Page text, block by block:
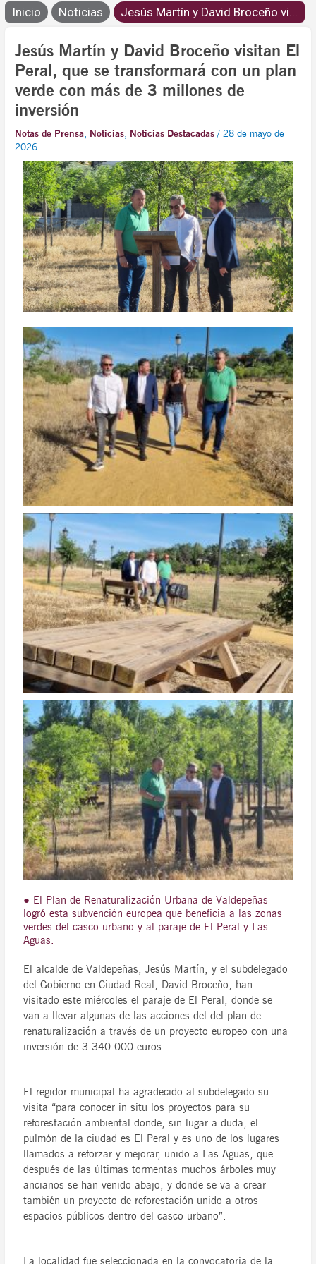
Inicio Noticias Jesús Martín y David Broceño vi...
Jesús Martín y David Broceño visitan El
Peral, que se transformará con un plan
verde con más de 3 millones de
inversión
Notas de Prensa, Noticias, Noticias Destacadas /28 de mayo de
2026
● El Plan de Renaturalización Urbana de Valdepeñas
logró esta subvención europea que beneficia a las zonas
verdes del casco urbano y al paraje de El Peral y Las
Aguas.
El alcalde de Valdepeñas, Jesús Martín, y el subdelegado
del Gobierno en Ciudad Real, David Broceño, han
visitado este miércoles el paraje de El Peral, donde se
van a llevar algunas de las acciones del del plan de
renaturalización a través de un proyecto europeo con una
inversión de 3.340.000 euros.
El regidor municipal ha agradecido al subdelegado su
visita “para conocer in situ los proyectos para su
reforestación ambiental donde, sin lugar a duda, el
pulmón de la ciudad es El Peral y es uno de los lugares
llamados a reforzar y mejorar, unido a Las Aguas, que
después de las últimas tormentas muchos árboles muy
ancianos se han venido abajo, y donde se va a crear
también un proyecto de reforestación unido a otros
espacios públicos dentro del casco urbano”.
La localidad fue seleccionada en la convocatoria de la